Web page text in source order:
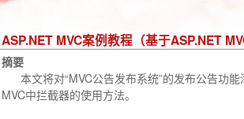
ASP.NET MVC案例教程（基于ASP.NET
摘要
本文将对“MVC公告发布系统”的发布公告功能
MVC中拦截器的使用方法。